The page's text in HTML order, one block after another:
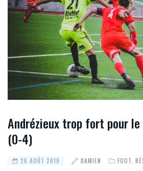
Andrézieux trop fort pour le
(0-4)
26 AOÛT 2019 DAMIEN FOOT